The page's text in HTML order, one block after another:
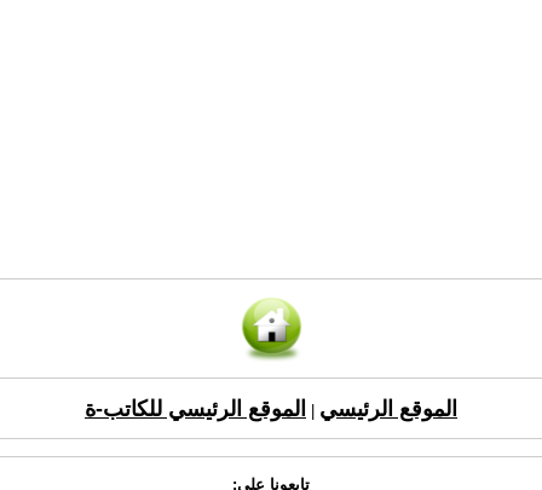
الموقع الرئيسي الموقع الرئيسي للكاتب-ة
تابعونا على: